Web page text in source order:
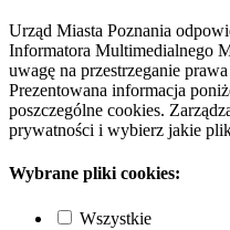
Urząd Miasta Poznania
Informatora Multimedialnego
uwagę na przestrzeganie
Prezentowana informacja
poszczególne cookies.
prywatności i wybierz jakie
Wybrane pliki cookies:
Wszystkie